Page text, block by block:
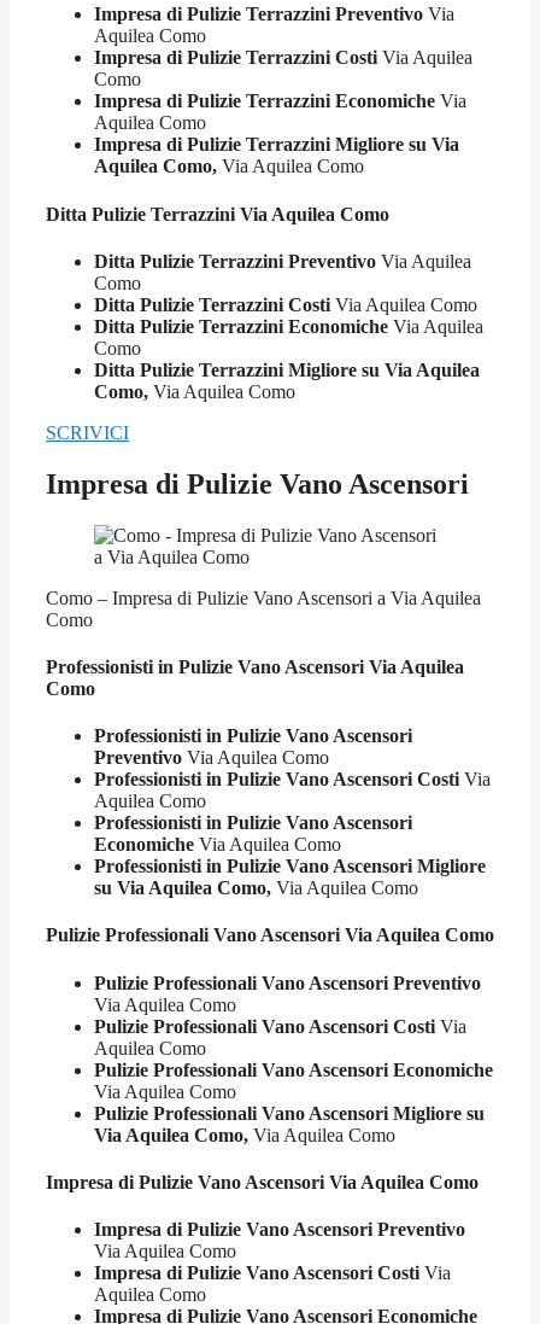
Impresa di Pulizie Terrazzini Preventivo Via
Aquilea Como
Impresa di Pulizie Terrazzini Costi Via Aquilea
Como
Impresa di Pulizie Terrazzini Economiche Via
Aquilea Como
Impresa di Pulizie Terrazzini Migliore su Via
Aquilea Como, Via Aquilea Como
Ditta Pulizie Terrazzini Via Aquilea Como
Ditta Pulizie Terrazzini Preventivo Via Aquilea
Como
Ditta Pulizie Terrazzini Costi Via Aquilea Como
Ditta Pulizie Terrazzini Economiche Via Aquilea
Como
Ditta Pulizie Terrazzini Migliore su Via Aquilea
Como, Via Aquilea Como
SCRIVICI
Impresa di Pulizie Vano Ascensori
Como – Impresa di Pulizie Vano Ascensori a Via Aquilea
Como
Professionisti in Pulizie Vano Ascensori Via Aquilea
Como
Professionisti in Pulizie Vano Ascensori
Preventivo Via Aquilea Como
Professionisti in Pulizie Vano Ascensori Costi Via
Aquilea Como
Professionisti in Pulizie Vano Ascensori
Economiche Via Aquilea Como
Professionisti in Pulizie Vano Ascensori Migliore
su Via Aquilea Como, Via Aquilea Como
Pulizie ProfessionaliVano Ascensori Via Aquilea Como
Pulizie Professionali Vano Ascensori Preventivo
Via Aquilea Como
Pulizie Professionali Vano Ascensori Costi Via
Aquilea Como
Pulizie Professionali Vano Ascensori Economiche
Via Aquilea Como
Pulizie Professionali Vano Ascensori Migliore su
Via Aquilea Como, Via Aquilea Como
Impresa di Pulizie Vano Ascensori Via Aquilea Como
Impresa di Pulizie Vano Ascensori Preventivo
Via Aquilea Como
Impresa di Pulizie Vano Ascensori Costi Via
Aquilea Como
Impresa di Pulizie Vano Ascensori Economiche